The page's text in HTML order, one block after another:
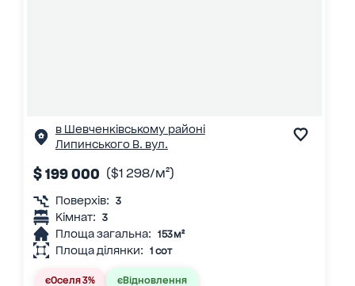
в Шевченківському районі
Липинського В. вул.
$ 199 000 ($1 298/м²)
Поверхів: 3
Кімнат: 3
Площа загальна: 153 м²
Площа ділянки: 1 сот
єОселя 3% єВідновлення